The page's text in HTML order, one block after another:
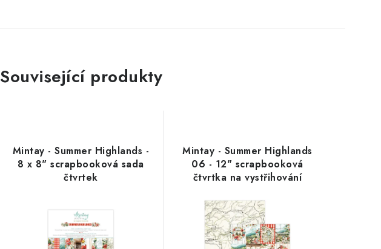
Související produkty
Mintay - Summer Highlands -
8 x 8" scrapbooková sada
čtvrtek
Mintay - Summer Highlands
06 - 12" scrapbooková
čtvrtka na vystřihování